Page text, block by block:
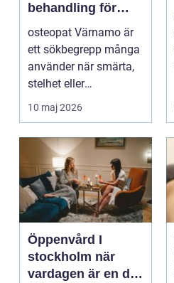
behandling för
minskad smärta
och Ökad rörlighet
osteopat Värnamo är
ett sökbegrepp många
använder när smärta,
stelhet eller
återkommande värk
börjar...
10 maj 2026
Öppenvård I
stockholm när
vardagen är en del